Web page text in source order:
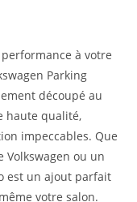
à votre
Parking
découpé au
haute qualité,
impeccables. Que
Volkswagen ou un
est un ajout parfait
votre salon.